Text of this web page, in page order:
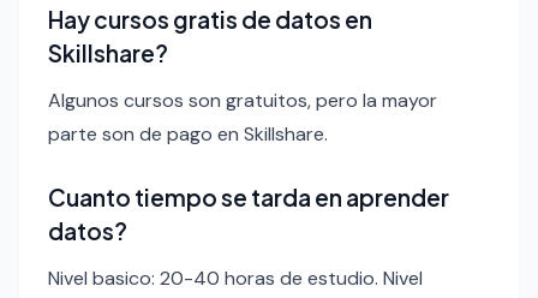
Hay cursos gratis de datos en
Skillshare?
Algunos cursos son gratuitos, pero la mayor
parte son de pago en Skillshare.
Cuanto tiempo se tarda en aprender
datos?
Nivel basico: 20-40 horas de estudio. Nivel